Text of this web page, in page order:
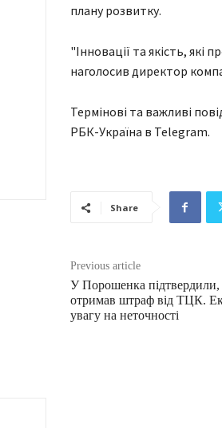
плану розвитку.
"Інновації та якість, які
наголосив директор
Термінові та важливі
РБК-Україна в Telegram.
Share
Previous article
У Порошенка
отримав штраф від ТЦК.
увагу на неточності